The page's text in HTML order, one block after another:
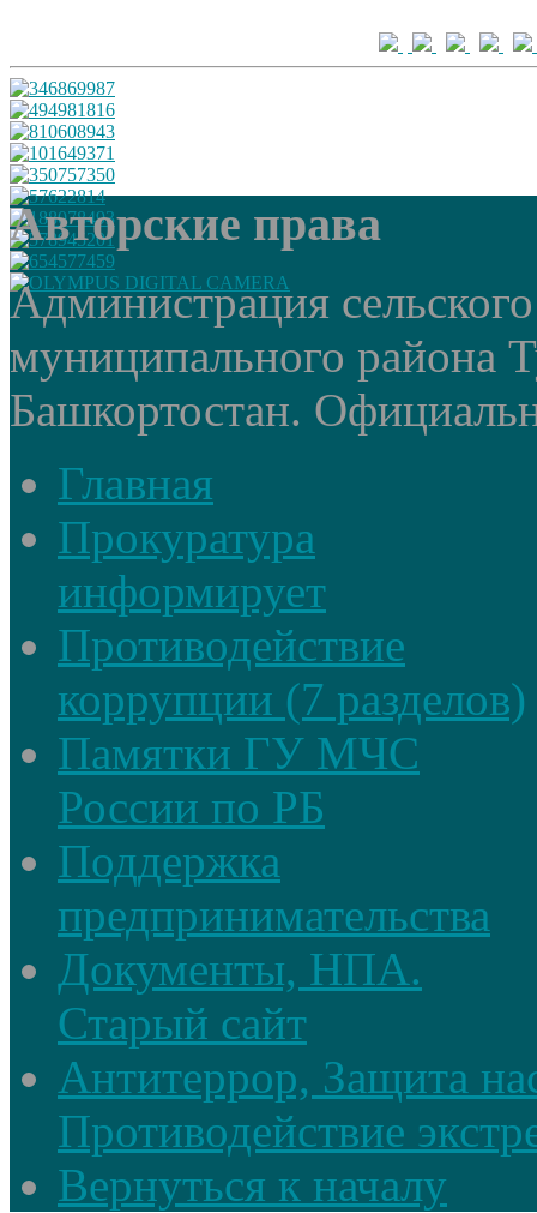
Авторские права
Администрация
муниципального района
Башкортостан.
Главная
Прокуратура
информирует
Противодействие
коррупции (7 разделов)
Памятки ГУ МЧС
России по РБ
Поддержка
предпринимательства
Документы, НПА.
Старый сайт
Антитеррор, Защита
Противодействие
Вернуться к началу